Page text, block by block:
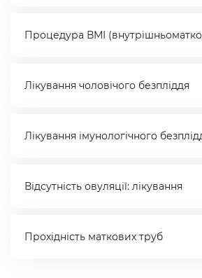
Процедура ВМІ
Лікування чоловічого безпліддя
Лікування імунологічного
Відсутність овуляції: лікування
Прохідність маткових труб